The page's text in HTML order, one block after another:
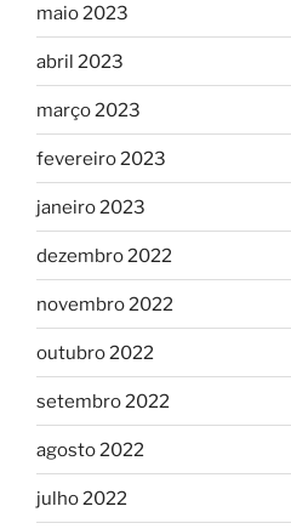
maio 2023
abril 2023
março 2023
fevereiro 2023
janeiro 2023
dezembro 2022
novembro 2022
outubro 2022
setembro 2022
agosto 2022
julho 2022